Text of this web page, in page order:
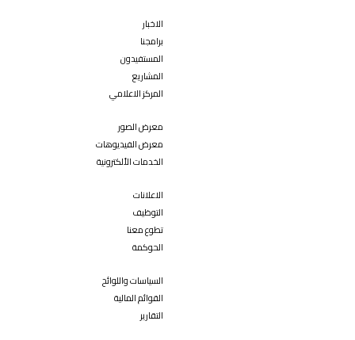
الاخبار
برامجنا
المستفيدون
المشاريع
المركز الاعلامي
معرض الصور
معرض الفيديوهات
الخدمات الألكترونية
الاعلانات
التوظيف
تطوع معنا
الحوكمة
السياسات واللوائح
القوائم المالية
التقارير